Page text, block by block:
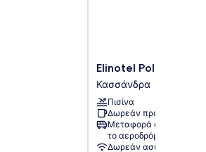
Elinotel
Polis
Κασσάνδρα
Elinotel Polis
Κασσάνδρα
Πισίνα
Δωρεάν πρωινό
Μεταφορά από/προς
το αεροδρόμιο
Δωρεάν ασύρματο